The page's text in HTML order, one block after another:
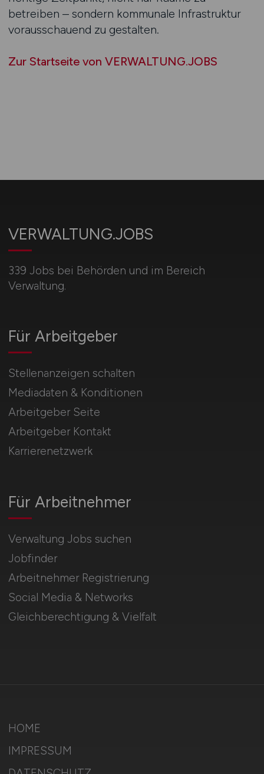
betreiben – sondern kommunale Infrastruktur
vorausschauend zu gestalten.
Zur Startseite von VERWALTUNG.JOBS
VERWALTUNG.JOBS
339 Jobs bei Behörden und im Bereich
Verwaltung.
Für Arbeitnehmer
Verwaltung Jobs suchen
Jobfinder
Arbeitnehmer Registrierung
Social Media & Networks
Gleichberechtigung & Vielfalt
Für Arbeitgeber
Stellenanzeigen schalten
Mediadaten & Konditionen
Arbeitgeber Seite
Arbeitgeber Kontakt
Karrierenetzwerk
HOME
IMPRESSUM